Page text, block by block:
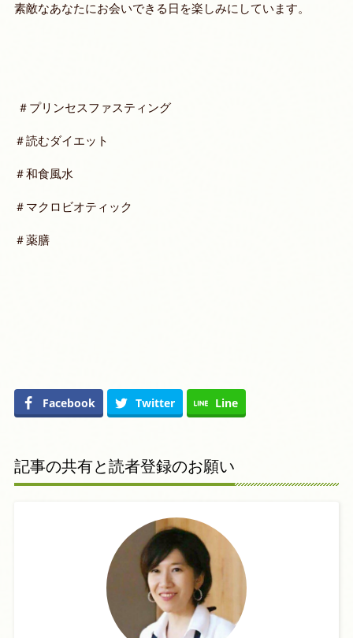
素敵なあなたにお会いできる日を楽しみにしています。
＃プリンセスファスティング
＃読むダイエット
＃和食風水
＃マクロビオティック
＃薬膳
Facebook Twitter Line
記事の共有と読者登録のお願い